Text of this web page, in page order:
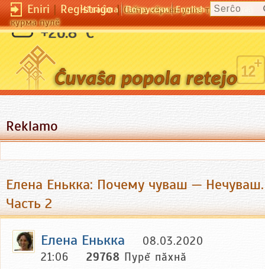
Eniri|Registriĝo|Сайта кӗрсен унпа туллин усӑ
курма пулӗ
Чӑвашла По-русски English
+26.8 °C
Reklamo
Елена Енькка: Почему чуваш — Нечуваш.
Часть 2
Елена Енькка
08.03.2020
21:06
29768 Пурĕ пăхнă